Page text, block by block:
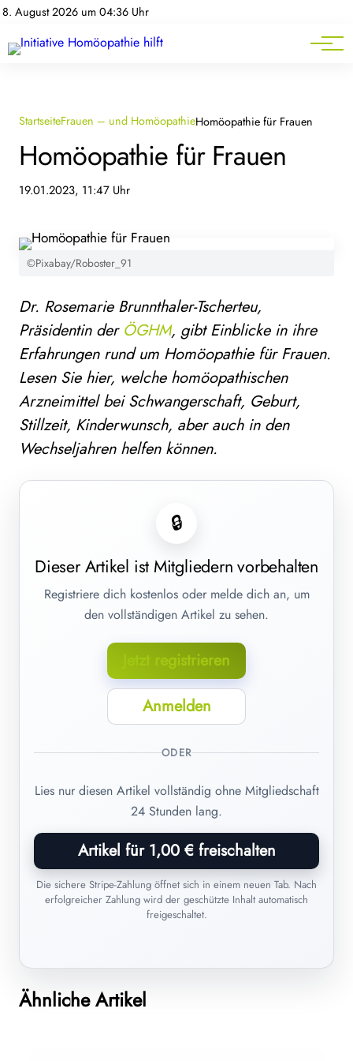
8. August 2026 um 04:36 Uhr
Homöopathie-News
Service
StartseiteFrauen – und HomöopathieHomöopathie für Frauen
Homöopathie für Frauen
19.01.2023, 11:47 Uhr
©Pixabay/Roboster_91
Dr. Rosemarie Brunnthaler-Tscherteu,
Präsidentin der ÖGHM, gibt Einblicke in ihre
Erfahrungen rund um Homöopathie für Frauen.
Lesen Sie hier, welche homöopathischen
Arzneimittel bei Schwangerschaft, Geburt,
Stillzeit, Kinderwunsch, aber auch in den
Wechseljahren helfen können.
🔒
Dieser Artikel ist Mitgliedern vorbehalten
Registriere dich kostenlos oder melde dich an, um
den vollständigen Artikel zu sehen.
Jetzt registrieren
Anmelden
ODER
Lies nur diesen Artikel vollständig ohne Mitgliedschaft
24 Stunden lang.
Artikel für 1,00 € freischalten
Die sichere Stripe-Zahlung öffnet sich in einem neuen Tab. Nach
erfolgreicher Zahlung wird der geschützte Inhalt automatisch
freigeschaltet.
Ähnliche Artikel
15. Juli 2026
Harnwegsinfekte bei Frauen: Ursachen,
06. Juni 2026
Homöopathie im Sommer: Diese
02. Juni 2026